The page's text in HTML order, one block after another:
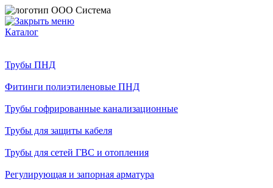
Каталог
Трубы ПНД
Фитинги полиэтиленовые ПНД
Трубы гофрированные канализационные
Трубы для защиты кабеля
Трубы для сетей ГВС и отопления
Регулирующая и запорная арматура